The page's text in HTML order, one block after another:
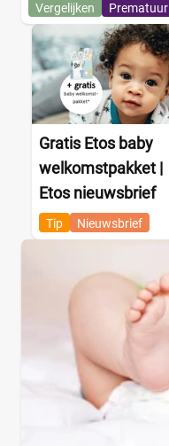
Vergelijken Prematuur
Gratis Etos baby
welkomstpakket |
Etos nieuwsbrief
Tip Nieuwsbrief